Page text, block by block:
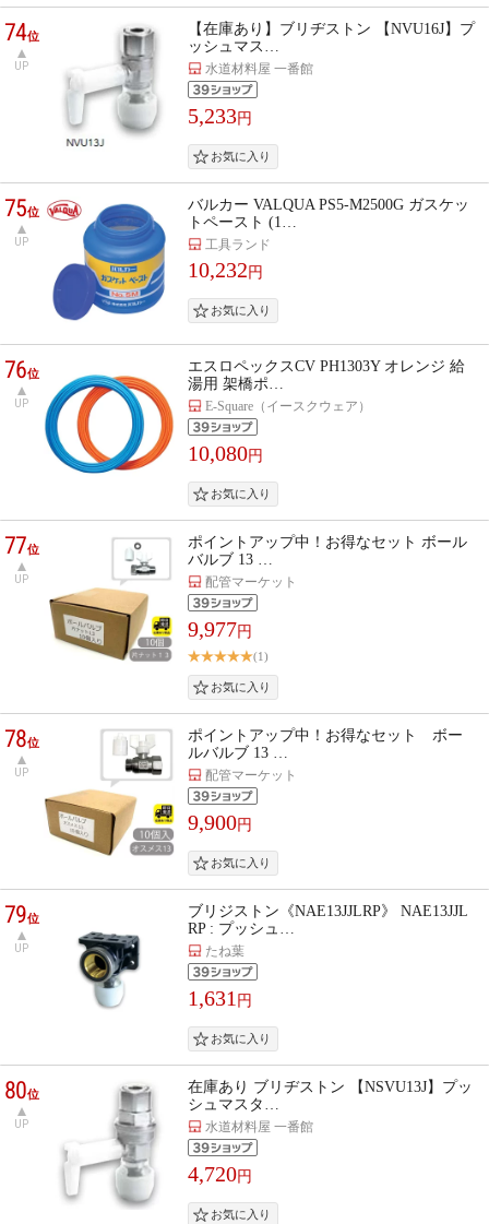
74位
UP
【在庫あり】ブリヂストン 【NVU16J】プ
ッシュマス…
水道材料屋 一番館
5,233円
75位
UP
バルカー VALQUA PS5-M2500G ガスケッ
トペースト (1…
工具ランド
10,232 円
76位
UP
エスロペックスCV PH1303Y オレンジ 給
湯用 架橋ポ…
E-Square（イースクウェア）
10,080円
77位
UP
ポイントアップ中！お得なセット ボール
バルブ 13 …
配管マーケット
9,977円
(1)
78位
UP
ポイントアップ中！お得なセット ボー
ルバルブ 13 …
配管マーケット
9,900円
79位
UP
ブリジストン《NAE13JJLRP》 NAE13JJL
RP : プッシュ…
たね葉
1,631 円
80位
UP
在庫あり ブリヂストン 【NSVU13J】プッ
シュマスタ…
水道材料屋 一番館
4,720円